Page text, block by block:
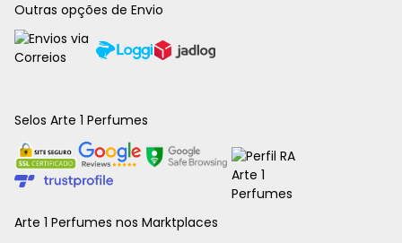
Outras opções de Envio
Selos Arte 1 Perfumes
Arte 1 Perfumes nos Marktplaces